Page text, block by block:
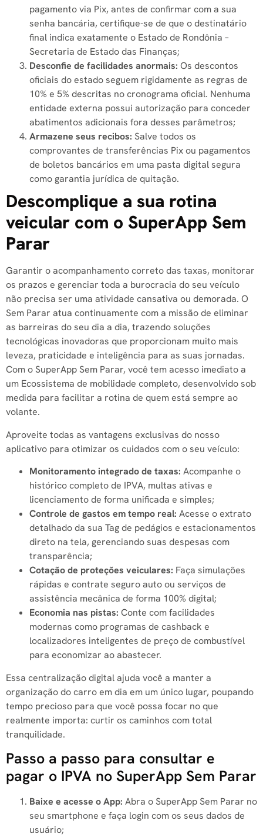
pagamento via Pix, antes de confirmar com a sua
senha bancária, certifique-se de que o destinatário
final indica exatamente o Estado de Rondônia –
Secretaria de Estado das Finanças;
Desconfie de facilidades anormais: Os descontos
oficiais do estado seguem rigidamente as regras de
10% e 5% descritas no cronograma oficial. Nenhuma
entidade externa possui autorização para conceder
abatimentos adicionais fora desses parâmetros;
Armazene seus recibos: Salve todos os
comprovantes de transferências Pix ou pagamentos
de boletos bancários em uma pasta digital segura
como garantia jurídica de quitação.
Descomplique a sua rotina
veicular com o SuperApp Sem
Parar
Garantir o acompanhamento correto das taxas, monitorar
os prazos e gerenciar toda a burocracia do seu veículo
não precisa ser uma atividade cansativa ou demorada. O
Sem Parar atua continuamente com a missão de eliminar
as barreiras do seu dia a dia, trazendo soluções
tecnológicas inovadoras que proporcionam muito mais
leveza, praticidade e inteligência para as suas jornadas.
Com o SuperApp Sem Parar, você tem acesso imediato a
um Ecossistema de mobilidade completo, desenvolvido sob
medida para facilitar a rotina de quem está sempre ao
volante.
Aproveite todas as vantagens exclusivas do nosso
aplicativo para otimizar os cuidados com o seu veículo:
Monitoramento integrado de taxas: Acompanhe o
histórico completo de IPVA, multas ativas e
licenciamento de forma unificada e simples;
Controle de gastos em tempo real: Acesse o extrato
detalhado da sua Tag de pedágios e estacionamentos
direto na tela, gerenciando suas despesas com
transparência;
Cotação de proteções veiculares: Faça simulações
rápidas e contrate seguro auto ou serviços de
assistência mecânica de forma 100% digital;
Economia nas pistas: Conte com facilidades
modernas como programas de cashback e
localizadores inteligentes de preço de combustível
para economizar ao abastecer.
Essa centralização digital ajuda você a manter a
organização do carro em dia em um único lugar, poupando
tempo precioso para que você possa focar no que
realmente importa: curtir os caminhos com total
tranquilidade.
Passo a passo para consultar e
pagar o IPVA no SuperApp Sem Parar
Baixe e acesse o App: Abra o SuperApp Sem Parar no
seu smartphone e faça login com os seus dados de
usuário;